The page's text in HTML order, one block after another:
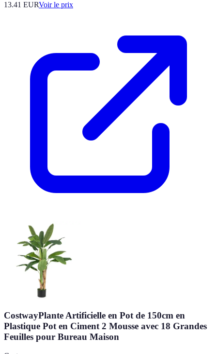
13.41 EURVoir le prix
CostwayPlante Artificielle en Pot de 150cm en
Plastique Pot en Ciment 2 Mousse avec 18 Grandes
Feuilles pour Bureau Maison